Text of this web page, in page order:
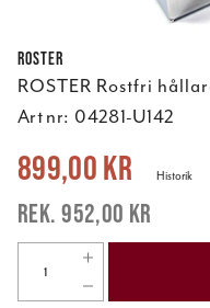
ROSTER
ROSTER Rostfri
Art nr: 04281-U142
Nuvarande pris:899,00 kr
899,00 kr
952,00 kr
Historik